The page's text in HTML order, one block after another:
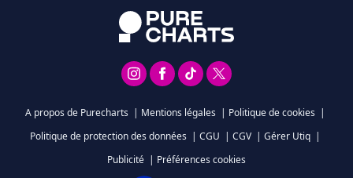
A propos de Purecharts | Mentions légales | Politique de cookies |
Politique de protection des données | CGU | CGV | Gérer Utiq |
Publicité | Préférences cookies